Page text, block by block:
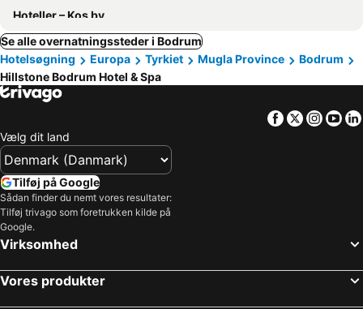
Hoteller – Kos by
Se alle overnatningssteder i Bodrum
Hotelsøgning
Europa Tyrkiet Mugla Province
Bodrum
Hillstone Bodrum Hotel & Spa
Facebook
Twitter
Vælg dit land
Tilføj på Google
Sådan finder du nemt vores resultater:
Tilføj trivago som foretrukken kilde på
Google.
Virksomhed
Vores produkter